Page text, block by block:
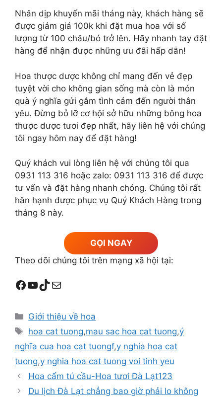
Nhân dịp khuyến mãi tháng này, khách hàng sẽ
được giảm giá 100k khi đặt mua hoa với số
lượng từ 100 châu/bó trở lên. Hãy nhanh tay đặt
hàng để nhận được những ưu đãi hấp dẫn!
Hoa thược dược không chỉ mang đến vẻ đẹp
tuyệt vời cho không gian sống mà còn là món
quà ý nghĩa gửi gắm tình cảm đến người thân
yêu. Đừng bỏ lỡ cơ hội sở hữu những bông hoa
thược dược tươi đẹp nhất, hãy liên hệ với chúng
tôi ngay hôm nay để đặt hàng!
Quý khách vui lòng liên hệ với chúng tôi qua
0931 113 316 hoặc zalo: 0931 113 316 để được
tư vấn và đặt hàng nhanh chóng. Chúng tôi rất
hân hạnh được phục vụ Quý Khách Hàng trong
tháng 8 này.
GỌI NGAY
Theo dõi chúng tôi trên mạng xã hội tại:
Facebook
YouTube
TikTok
Mail
Danh
mục
Giới thiệu về hoa
Thẻ
hoa cat tuong,mau sac hoa cat tuong,ý
nghĩa cua hoa cat tuongf,y nghia hoa cat
tuong,y nghia hoa cat tuong voi tinh yeu
Hoa cẩm tú cầu-Hoa tươi Đà Lạt123
Du lịch Đà Lạt chẳng bao giờ phải lo không